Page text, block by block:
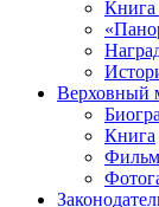
Книга
Верховный
Книга
Фильм